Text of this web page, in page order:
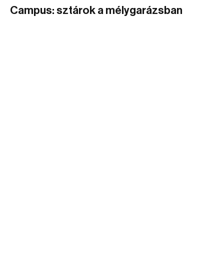
Campus: sztárok a mélygarázsban